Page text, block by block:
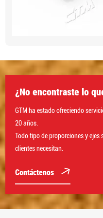
¿No encontraste lo
GTM ha estado ofreciendo
20 años.
Todo tipo de proporciones y
clientes necesitan.
Contáctenos